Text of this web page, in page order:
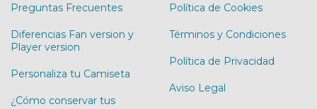
Preguntas Frecuentes
Diferencias Fan version y
Player version
Personaliza tu Camiseta
¿Cómo conservar tus
Política de Cookies
Términos y Condiciones
Política de Privacidad
Aviso Legal